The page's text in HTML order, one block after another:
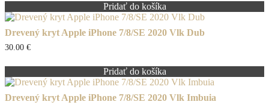
Pridať do košíka
Drevený kryt Apple iPhone 7/8/SE 2020 Vlk Dub
30.00 €
Pridať do košíka
Drevený kryt Apple iPhone 7/8/SE 2020 Vlk Imbuia